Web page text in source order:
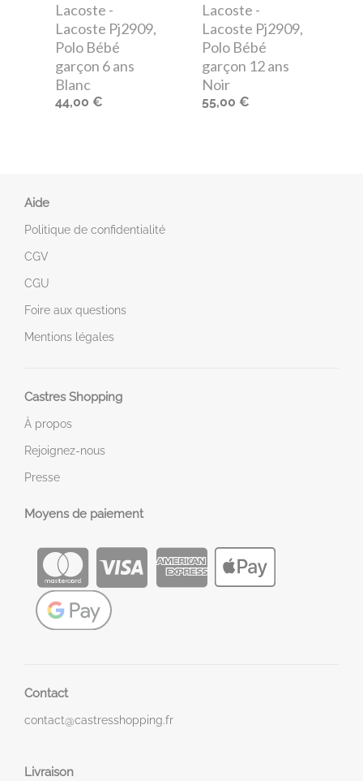
Lacoste -
Lacoste Pj2909,
Polo Bébé
garçon 6 ans
Blanc
44,00 €
Lacoste -
Lacoste Pj2909,
Polo Bébé
garçon 12 ans
Noir
55,00 €
Aide
Politique de confidentialité
CGV
CGU
Foire aux questions
Mentions légales
Castres Shopping
À propos
Rejoignez-nous
Presse
Moyens de paiement
Contact
contact@castresshopping.fr
Livraison